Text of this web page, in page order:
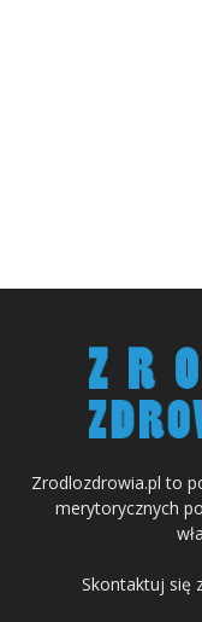
Zrodlozdrowia.pl to
merytorycznych
Skontaktuj się